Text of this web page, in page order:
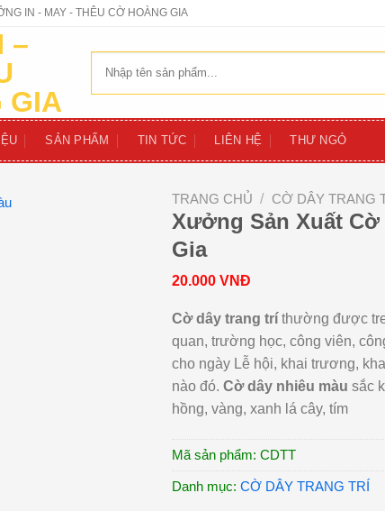
IN - MAY - THÊU CỜ HOÀNG GIA
kiếm:
SẢN PHẨM TIN TỨC LIÊN HỆ THƯ NGỎ
TRANG CHỦ / CỜ DÂY TRANG
Xưởng Sản Xuất Cờ
Gia
20.000 VNĐ
Cờ dây trang tríthường được
quan, trường học, công viên,
cho ngày Lễ hội, khai trương,
nào đó. Cờ dây nhiêu màu sắc
hồng, vàng, xanh lá cây, tím
Mã sản phẩm: CDTT
Danh mục: CỜ DÂY TRANG TRÍ